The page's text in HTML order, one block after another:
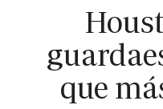
que